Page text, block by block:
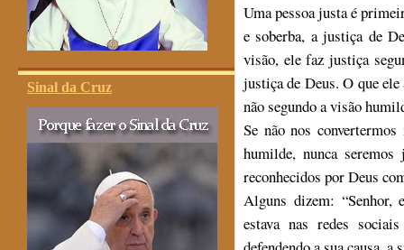
Sinal da Cruz
Uma pessoa justa é
e soberba, a justiça de
visão, ele faz justiça
justiça de Deus. O que ele
não segundo a visão
Se não nos
humilde, nunca
reconhecidos por Deus
Alguns dizem: “Senhor,
estava nas redes